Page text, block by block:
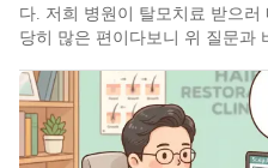
다. 저희 병원이 탈모치료 받으
당히 많은 편이다보니 위 질문과
는 시기라 치료 일정과 술 약속
겁니다.